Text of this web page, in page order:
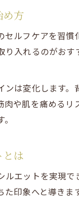
バス
バス
専門技
ハンド
バスト
め方
ルフケアを習
入れるのがお
は変化します
や肌を痛める
とは
エットを実現
印象へと導き